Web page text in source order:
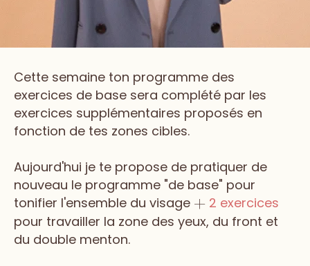
Cette semaine ton programme des
exercices de base sera complété par les
exercices supplémentaires proposés en
fonction de tes zones cibles.
Aujourd'hui je te propose de pratiquer de
nouveau le programme "de base" pour
tonifier l'ensemble du visage + 2 exercices
pour travailler la zone des yeux, du front et
du double menton.